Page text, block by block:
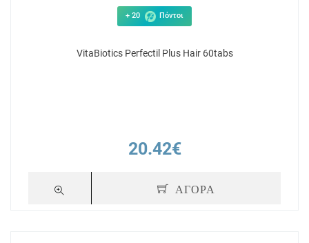
+ 20 Πόντοι
VitaBiotics Perfectil Plus Hair 60tabs
20.42€
ΑΓΟΡΑ